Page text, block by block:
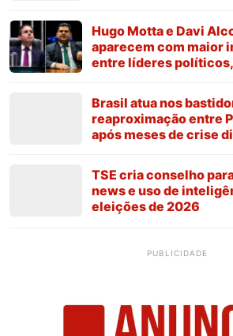
Hugo Motta e Davi
aparecem com maior
entre líderes
Brasil atua nos
reaproximação entre
após meses de crise
TSE cria conselho
news e uso de
eleições de 2026
PUBLICIDADE